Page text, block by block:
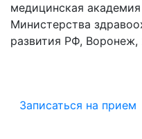
медицинская
Министерства
развития РФ, Воронеж,
Записаться на прием